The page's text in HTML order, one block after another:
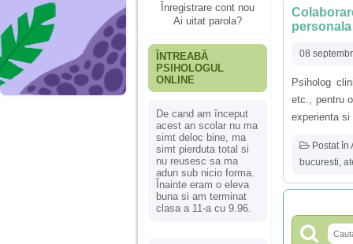
Înregistrare cont nou
Ai uitat parola?
ÎNTREABĂ
PSIHOLOGUL
ONLINE
De cand am început
acest an scolar nu ma
simt deloc bine, ma
simt pierduta total si
nu reusesc sa ma
adun sub nicio forma.
Înainte eram o eleva
buna si am terminat
clasa a 11-a cu 9.96.
08
Psiholog
etc., pentru
experienta
Postat în
bucuresti,